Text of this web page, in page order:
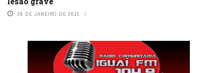
26 DE JANEIRO DE 2015